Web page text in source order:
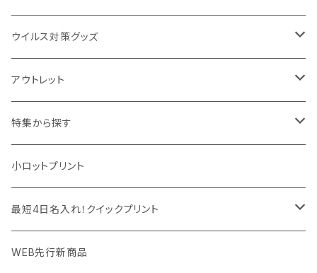
IDケース、パスケース、コインケース
デスク周辺
USBケーブル・ハブ
イヤホン・ヘッドフォン
マウスパッド
モバイル周辺グッズ
PC周辺グッズ
ウイルス対策グッズ
除菌グッズ
パーテーション
マスク・フェイスシールド
測定・測量用品
加湿器・オゾン発生器
アウトレット
アウトレット
ドリンクフェア
ボトル・タンブラー
ポーチ・巾着
特集から探す
エンタメグッズ・イベント会場物販品
ご当地グッズ・オリジナルお土産品
フルカラー印刷ノベルティ
小ロットプリント
最短4日名入れ！クイックプリント
クイック印刷対応トートバッグ・エコバッグ
WEB先行新商品